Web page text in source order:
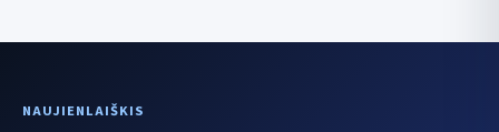
NAUJIENLAIŠKIS